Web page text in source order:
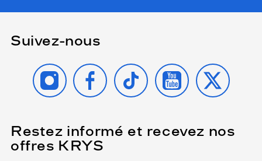
Suivez-nous
INSTAGRAMFACEBOOK
TIKTOK YOUTUBE
X
Restez informé et recevez nos
offres KRYS
Name
(Ce
champ
est
obligatoire)